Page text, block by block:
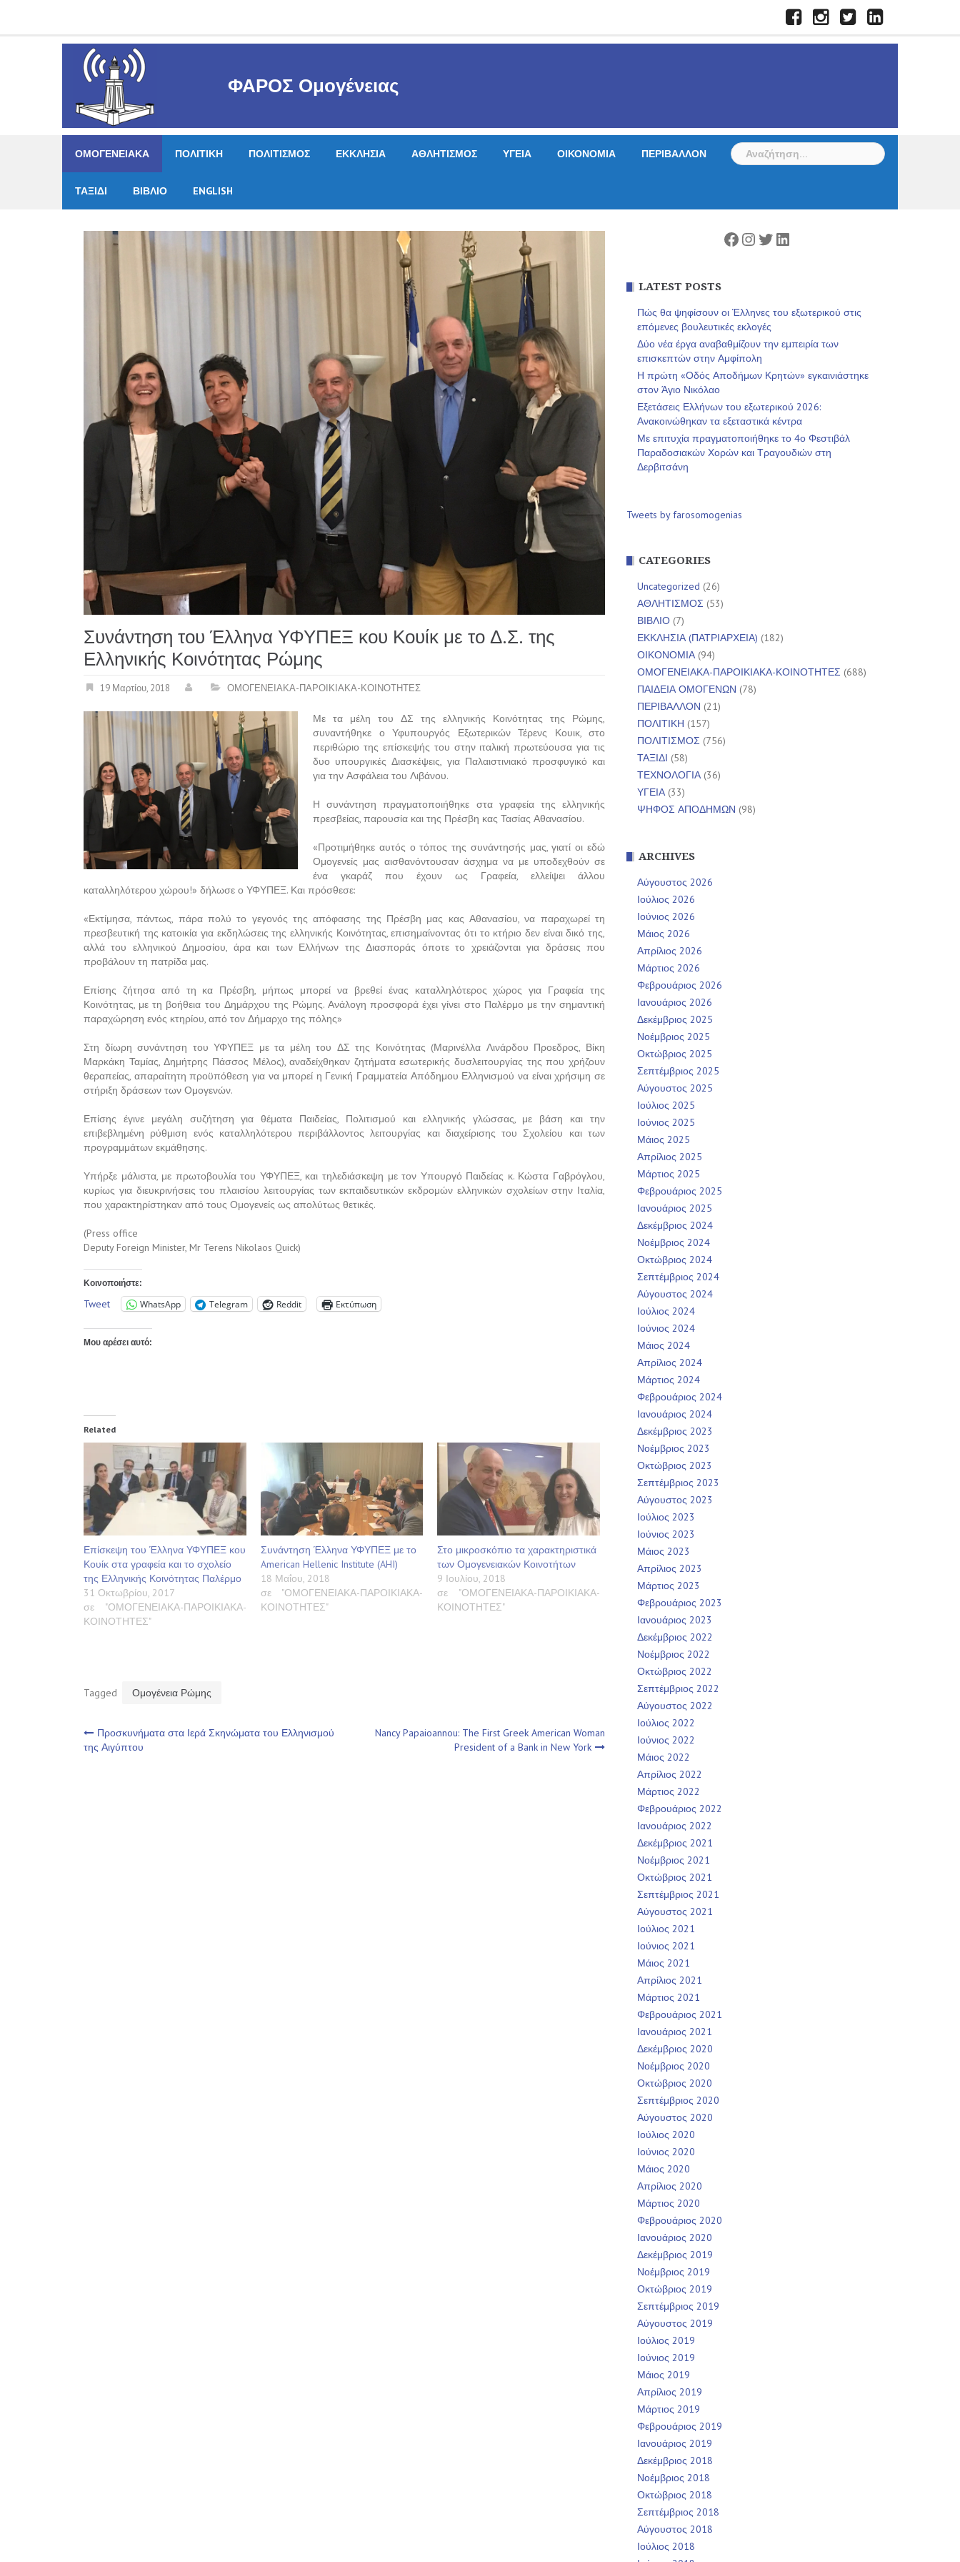
FacebookInstagramTwitterLinkedIn
ΦΑΡΟΣ Ομογένειας
ΟΜΟΓΕΝΕΙΑΚΑ ΠΟΛΙΤΙΚΗ ΠΟΛΙΤΙΣΜΟΣ ΕΚΚΛΗΣΙΑ ΑΘΛΗΤΙΣΜΟΣ ΥΓΕΙΑ ΟΙΚΟΝΟΜΙΑ ΠΕΡΙΒΑΛΛΟΝ
ΤΑΞΙΔΙ ΒΙΒΛΙΟ ENGLISH
Αναζήτηση
για:
Συνάντηση του Έλληνα ΥΦΥΠΕΞ κου Κουίκ με το Δ.Σ. της
Ελληνικής Κοινότητας Ρώμης
19 Μαρτίου, 2018 ΟΜΟΓΕΝΕΙΑΚΑ-ΠΑΡΟΙΚΙΑΚΑ-ΚΟΙΝΟΤΗΤΕΣ
Με τα μέλη του ΔΣ της ελληνικής Κοινότητας της Ρώμης,
συναντήθηκε ο Υφυπουργός Εξωτερικών Τέρενς Κουικ, στο
περιθώριο της επίσκεψής του στην ιταλική πρωτεύουσα για τις
δυο υπουργικές Διασκέψεις, για Παλαιστινιακό προσφυγικό και
για την Ασφάλεια του Λιβάνου.
Η συνάντηση πραγματοποιήθηκε στα γραφεία της ελληνικής
πρεσβείας, παρουσία και της Πρέσβη κας Τασίας Αθανασίου.
«Προτιμήθηκε αυτός ο τόπος της συνάντησής μας, γιατί οι εδώ
Ομογενείς μας αισθανόντουσαν άσχημα να με υποδεχθούν σε
ένα γκαράζ που έχουν ως Γραφεία, ελλείψει άλλου
καταλληλότερου χώρου!» δήλωσε ο ΥΦΥΠΕΞ. Και πρόσθεσε:
«Εκτίμησα, πάντως, πάρα πολύ το γεγονός της απόφασης της Πρέσβη μας κας Αθανασίου, να παραχωρεί τη
πρεσβευτική της κατοικία για εκδηλώσεις της ελληνικής Κοινότητας, επισημαίνοντας ότι το κτήριο δεν είναι δικό της,
αλλά του ελληνικού Δημοσίου, άρα και των Ελλήνων της Διασποράς όποτε το χρειάζονται για δράσεις που
προβάλουν τη πατρίδα μας.
Επίσης ζήτησα από τη κα Πρέσβη, μήπως μπορεί να βρεθεί ένας καταλληλότερος χώρος για Γραφεία της
Κοινότητας, με τη βοήθεια του Δημάρχου της Ρώμης. Ανάλογη προσφορά έχει γίνει στο Παλέρμο με την σημαντική
παραχώρηση ενός κτηρίου, από τον Δήμαρχο της πόλης»
Στη δίωρη συνάντηση του ΥΦΥΠΕΞ με τα μέλη του ΔΣ της Κοινότητας (Μαρινέλλα Λινάρδου Προεδρος, Βίκη
Μαρκάκη Ταμίας, Δημήτρης Πάσσος Μέλος), αναδείχθηκαν ζητήματα εσωτερικής δυσλειτουργίας της που χρήζουν
θεραπείας, απαραίτητη προϋπόθεση για να μπορεί η Γενική Γραμματεία Απόδημου Ελληνισμού να είναι χρήσιμη σε
στήριξη δράσεων των Ομογενών.
Επίσης έγινε μεγάλη συζήτηση για θέματα Παιδείας, Πολιτισμού και ελληνικής γλώσσας, με βάση και την
επιβεβλημένη ρύθμιση ενός καταλληλότερου περιβάλλοντος λειτουργίας και διαχείρισης του Σχολείου και των
προγραμμάτων εκμάθησης.
Υπήρξε μάλιστα, με πρωτοβουλία του ΥΦΥΠΕΞ, και τηλεδιάσκεψη με τον Υπουργό Παιδείας κ. Κώστα Γαβρόγλου,
κυρίως για διευκρινήσεις του πλαισίου λειτουργίας των εκπαιδευτικών εκδρομών ελληνικών σχολείων στην Ιταλία,
που χαρακτηρίστηκαν από τους Ομογενείς ως απολύτως θετικές.
(Press office
Deputy Foreign Minister, Mr Terens Nikolaos Quick)
Κοινοποιήστε:
Tweet WhatsApp Telegram Reddit Εκτύπωση
Μου αρέσει αυτό:
Related
Επίσκεψη του Έλληνα ΥΦΥΠΕΞ κου
Κουίκ στα γραφεία και το σχολείο
της Ελληνικής Κοινότητας Παλέρμο
31 Οκτωβρίου, 2017
σε "ΟΜΟΓΕΝΕΙΑΚΑ-ΠΑΡΟΙΚΙΑΚΑ-
ΚΟΙΝΟΤΗΤΕΣ"
Συνάντηση Έλληνα ΥΦΥΠΕΞ με το
American Hellenic Institute (AHI)
18 Μαΐου, 2018
σε "ΟΜΟΓΕΝΕΙΑΚΑ-ΠΑΡΟΙΚΙΑΚΑ-
ΚΟΙΝΟΤΗΤΕΣ"
Στο μικροσκόπιο τα χαρακτηριστικά
των Ομογενειακών Κοινοτήτων
9 Ιουλίου, 2018
σε "ΟΜΟΓΕΝΕΙΑΚΑ-ΠΑΡΟΙΚΙΑΚΑ-
ΚΟΙΝΟΤΗΤΕΣ"
Tagged Ομογένεια Ρώμης
Πλοήγηση
Προσκυνήματα στα Ιερά Σκηνώματα του Ελληνισμού
της Αιγύπτου
Nancy Papaioannou: The First Greek American Woman
President of a Bank in New York
Facebook
Instagram
Twitter
Linkedin
LATEST POSTS
Πώς θα ψηφίσουν οι Έλληνες του εξωτερικού στις
επόμενες βουλευτικές εκλογές
Δύο νέα έργα αναβαθμίζουν την εμπειρία των
επισκεπτών στην Αμφίπολη
Η πρώτη «Οδός Αποδήμων Κρητών» εγκαινιάστηκε
στον Άγιο Νικόλαο
Εξετάσεις Ελλήνων του εξωτερικού 2026:
Ανακοινώθηκαν τα εξεταστικά κέντρα
Με επιτυχία πραγματοποιήθηκε το 4ο Φεστιβάλ
Παραδοσιακών Χορών και Τραγουδιών στη
Δερβιτσάνη
Tweets by farosomogenias
CATEGORIES
Uncategorized (26)
ΑΘΛΗΤΙΣΜΟΣ (53)
ΒΙΒΛΙΟ (7)
ΕΚΚΛΗΣΙΑ (ΠΑΤΡΙΑΡΧΕΙΑ) (182)
ΟΙΚΟΝΟΜΙΑ(94)
ΟΜΟΓΕΝΕΙΑΚΑ-ΠΑΡΟΙΚΙΑΚΑ-ΚΟΙΝΟΤΗΤΕΣ (688)
ΠΑΙΔΕΙΑ ΟΜΟΓΕΝΩΝ (78)
ΠΕΡΙΒΑΛΛΟΝ (21)
ΠΟΛΙΤΙΚΗ (157)
ΠΟΛΙΤΙΣΜΟΣ (756)
ΤΑΞΙΔΙ (58)
ΤΕΧΝΟΛΟΓΙΑ(36)
ΥΓΕΙΑ(33)
ΨΗΦΟΣ ΑΠΟΔΗΜΩΝ (98)
ARCHIVES
Αύγουστος 2026
Ιούλιος 2026
Ιούνιος 2026
Μάιος 2026
Απρίλιος 2026
Μάρτιος 2026
Φεβρουάριος 2026
Ιανουάριος 2026
Δεκέμβριος 2025
Νοέμβριος 2025
Οκτώβριος 2025
Σεπτέμβριος 2025
Αύγουστος 2025
Ιούλιος 2025
Ιούνιος 2025
Μάιος 2025
Απρίλιος 2025
Μάρτιος 2025
Φεβρουάριος 2025
Ιανουάριος 2025
Δεκέμβριος 2024
Νοέμβριος 2024
Οκτώβριος 2024
Σεπτέμβριος 2024
Αύγουστος 2024
Ιούλιος 2024
Ιούνιος 2024
Μάιος 2024
Απρίλιος 2024
Μάρτιος 2024
Φεβρουάριος 2024
Ιανουάριος 2024
Δεκέμβριος 2023
Νοέμβριος 2023
Οκτώβριος 2023
Σεπτέμβριος 2023
Αύγουστος 2023
Ιούλιος 2023
Ιούνιος 2023
Μάιος 2023
Απρίλιος 2023
Μάρτιος 2023
Φεβρουάριος 2023
Ιανουάριος 2023
Δεκέμβριος 2022
Νοέμβριος 2022
Οκτώβριος 2022
Σεπτέμβριος 2022
Αύγουστος 2022
Ιούλιος 2022
Ιούνιος 2022
Μάιος 2022
Απρίλιος 2022
Μάρτιος 2022
Φεβρουάριος 2022
Ιανουάριος 2022
Δεκέμβριος 2021
Νοέμβριος 2021
Οκτώβριος 2021
Σεπτέμβριος 2021
Αύγουστος 2021
Ιούλιος 2021
Ιούνιος 2021
Μάιος 2021
Απρίλιος 2021
Μάρτιος 2021
Φεβρουάριος 2021
Ιανουάριος 2021
Δεκέμβριος 2020
Νοέμβριος 2020
Οκτώβριος 2020
Σεπτέμβριος 2020
Αύγουστος 2020
Ιούλιος 2020
Ιούνιος 2020
Μάιος 2020
Απρίλιος 2020
Μάρτιος 2020
Φεβρουάριος 2020
Ιανουάριος 2020
Δεκέμβριος 2019
Νοέμβριος 2019
Οκτώβριος 2019
Σεπτέμβριος 2019
Αύγουστος 2019
Ιούλιος 2019
Ιούνιος 2019
Μάιος 2019
Απρίλιος 2019
Μάρτιος 2019
Φεβρουάριος 2019
Ιανουάριος 2019
Δεκέμβριος 2018
Νοέμβριος 2018
Οκτώβριος 2018
Σεπτέμβριος 2018
Αύγουστος 2018
Ιούλιος 2018